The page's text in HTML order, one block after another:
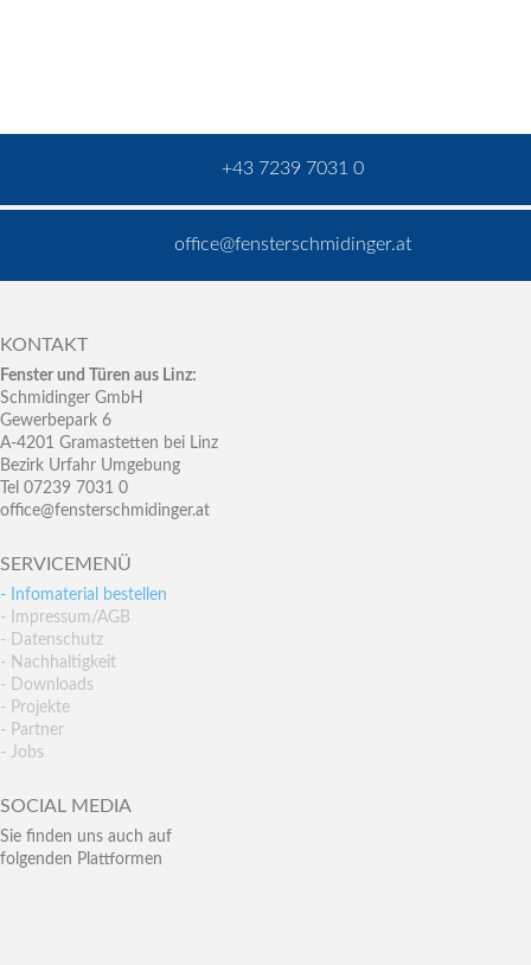
+43 7239 7031 0
office@fensterschmidinger.at
KONTAKT
Fenster und Türen aus Linz:
Schmidinger GmbH
Gewerbepark 6
A-4201 Gramastetten bei Linz
Bezirk Urfahr Umgebung
Tel 07239 7031 0
office@fensterschmidinger.at
SERVICEMENÜ
- Infomaterial bestellen
- Impressum/AGB
- Datenschutz
- Nachhaltigkeit
- Downloads
- Projekte
- Partner
- Jobs
SOCIAL MEDIA
Sie finden uns auch auf
folgenden Plattformen